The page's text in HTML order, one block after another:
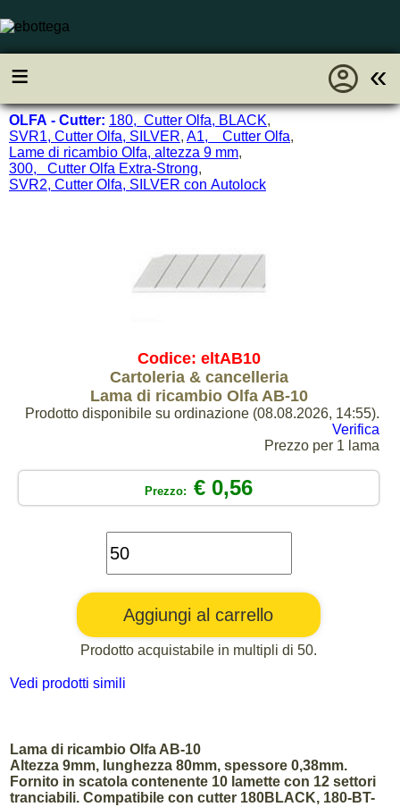
≡ «
account_circle
OLFA - Cutter: 180, Cutter Olfa, BLACK,
SVR1, Cutter Olfa, SILVER, A1, Cutter Olfa,
Lame di ricambio Olfa, altezza 9 mm,
300, Cutter Olfa Extra-Strong,
SVR2, Cutter Olfa, SILVER con Autolock
Codice: eltAB10
Cartoleria & cancelleria
Lama di ricambio Olfa AB-10
Prodotto disponibile su ordinazione (08.08.2026, 14:55).
Verifica
Prezzo per 1 lama
Prezzo: € 0,56
Prodotto acquistabile in multipli di 50.
Vedi prodotti simili
Lama di ricambio Olfa AB-10
Altezza 9mm, lunghezza 80mm, spessore 0,38mm.
Fornito in scatola contenente 10 lamette con 12 settori
tranciabili. Compatibile con cutter 180BLACK, 180-BT-